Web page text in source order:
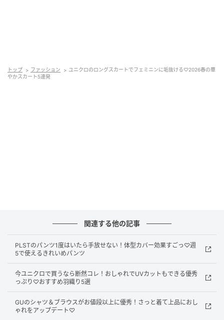
クレープジャージー素材で、やわらかく快適なはき心
トップ ファッション
ユニクロのロングスカートでフェミニンに垢抜ける♡2026春の華
やかスカート5連発
関連する他の記事
PLSTのパンツ1度はいたら手放せない！体型カバー効果すごっ♡週
5で使えるきれいめパンツ
今ユニクロで買うなら断然コレ！おしゃれでUVカットもできる優秀
っぷり♡おすすめ羽織り5選
GUのシャツ＆ブラウスがお値段以上に優秀！さっと着て上品におし
ゃれをアップデート♡